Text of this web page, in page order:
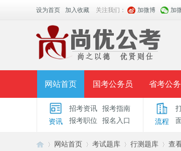
设为首页 加入收藏 关注我们： 加微博 加
网站首页 国考公务员 省考公
面授课程 招考公告 面试公告
时政热点 视频课堂 名师团队
资讯
招考资讯
报考指南
报考职位
报名入口 流程
网站首页 考试题库 行测题库 查